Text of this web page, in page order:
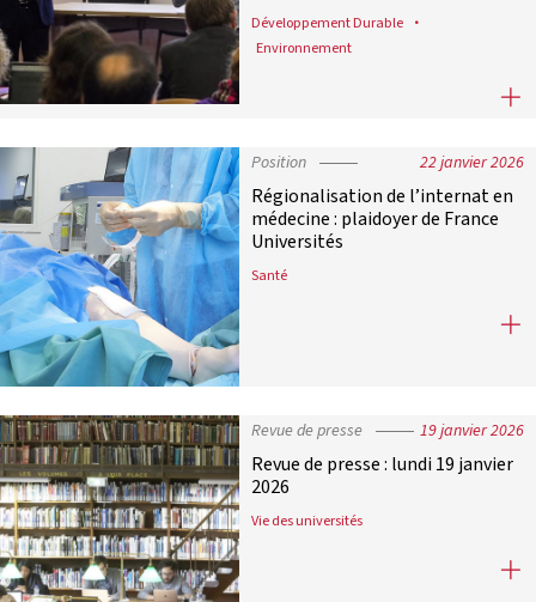
Développement Durable
Environnement
La transition écologique et
Position 22 janvier 2026
Régionalisation de l’internat en
médecine : plaidoyer de France
Universités
Santé
Régionalisation de l’internat en
Revue de presse 19 janvier 2026
Revue de presse : lundi 19 janvier
2026
Vie des universités
Revue de presse : lundi 19 janvier